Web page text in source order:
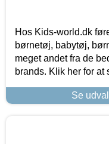
Hos Kids-world.dk
børnetøj, babytøj,
meget andet fra de
brands. Klik her for at
Se